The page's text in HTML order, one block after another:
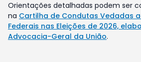
Orientações detalhadas podem ser
na Cartilha de Condutas Vedadas
Federais nas Eleições de 2026,
Advocacia-Geral da União.